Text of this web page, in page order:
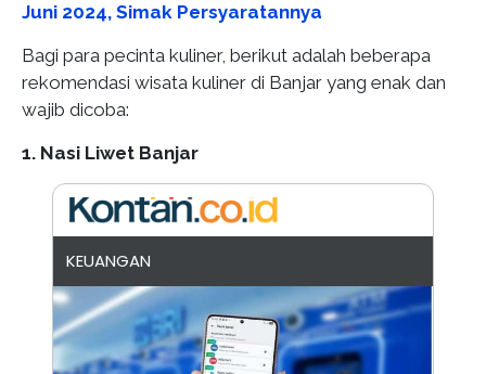
Juni 2024, Simak Persyaratannya
Bagi para pecinta kuliner, berikut adalah beberapa
rekomendasi wisata kuliner di Banjar yang enak dan
wajib dicoba:
1. Nasi Liwet Banjar
KEUANGAN